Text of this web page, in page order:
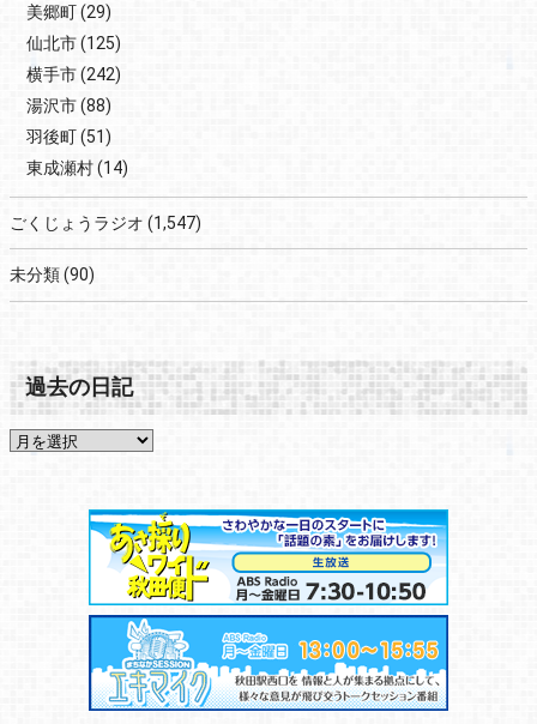
美郷町(29)
仙北市(125)
横手市(242)
湯沢市(88)
羽後町(51)
東成瀬村(14)
ごくじょうラジオ (1,547)
未分類(90)
過去の日記